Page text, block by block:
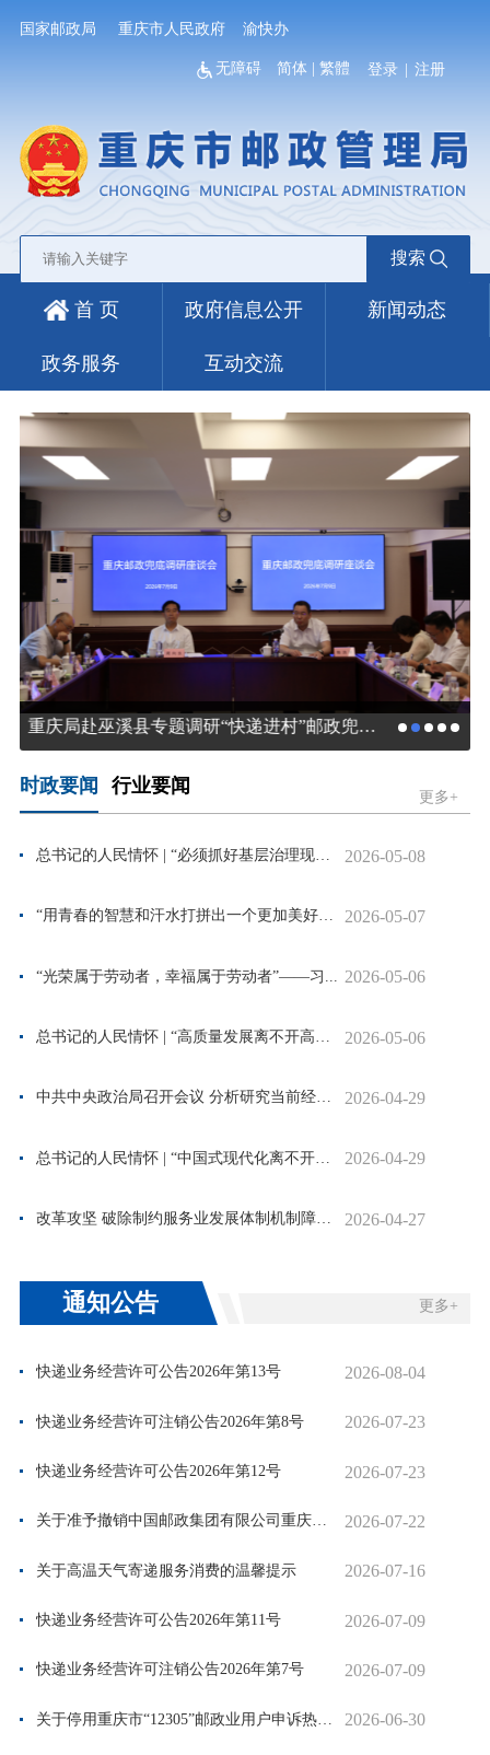
国家邮政局 重庆市人民政府 渝快办
无障碍 简体 |繁體 登录 注册
搜索
首 页 政府信息公开 新闻动态
政务服务 互动交流
重庆局赴巫溪县专题调研“快递进村”邮政兜底试点工作
时政要闻 行业要闻
更多+
总书记的人民情怀 | “必须抓好基层治理现代... 2026-05-08
“用青春的智慧和汗水打拼出一个更加美好的... 2026-05-07
“光荣属于劳动者，幸福属于劳动者”——习... 2026-05-06
总书记的人民情怀 | “高质量发展离不开高质... 2026-05-06
中共中央政治局召开会议 分析研究当前经济形... 2026-04-29
总书记的人民情怀 | “中国式现代化离不开农... 2026-04-29
改革攻坚 破除制约服务业发展体制机制障碍—... 2026-04-27
通知公告 更多+
快递业务经营许可公告2026年第13号 2026-08-04
快递业务经营许可注销公告2026年第8号 2026-07-23
快递业务经营许可公告2026年第12号 2026-07-23
关于准予撤销中国邮政集团有限公司重庆市铜梁区和平路邮政所... 2026-07-22
关于高温天气寄递服务消费的温馨提示 2026-07-16
快递业务经营许可公告2026年第11号 2026-07-09
快递业务经营许可注销公告2026年第7号 2026-07-09
关于停用重庆市“12305”邮政业用户申诉热线号码的公告 2026-06-30